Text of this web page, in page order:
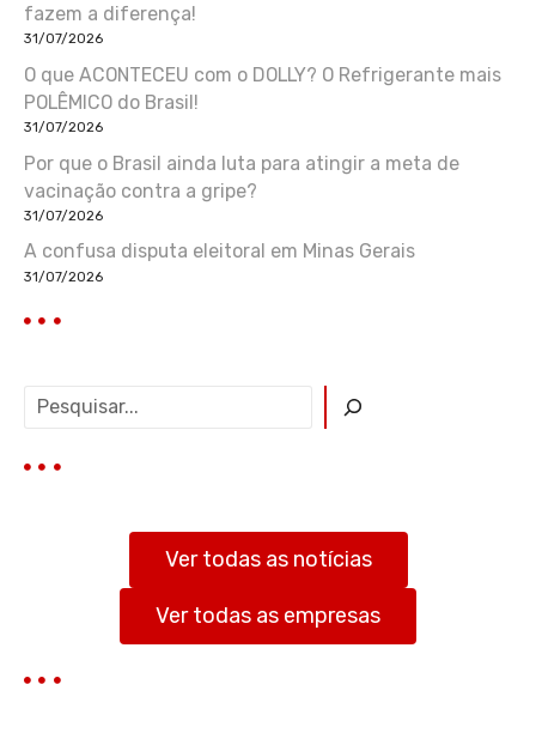
fazem a diferença!
31/07/2026
O que ACONTECEU com o DOLLY? O Refrigerante mais
POLÊMICO do Brasil!
31/07/2026
Por que o Brasil ainda luta para atingir a meta de
vacinação contra a gripe?
31/07/2026
A confusa disputa eleitoral em Minas Gerais
31/07/2026
q
Ver todas as notícias
Ver todas as empresas